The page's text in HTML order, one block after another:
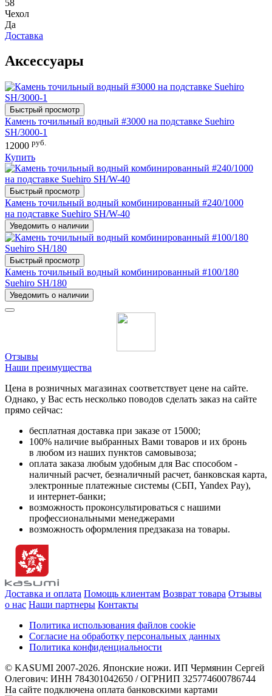
58
Чехол
Да
Доставка
Аксессуары
Быстрый просмотр
Камень точильный водный #3000 на подставке Suehiro
SH/3000-1
12000 руб.
Купить
Быстрый просмотр
Камень точильный водный комбинированный #240/1000
на подставке Suehiro SH/W-40
Уведомить о наличии
Быстрый просмотр
Камень точильный водный комбинированный #100/180
Suehiro SH/180
Уведомить о наличии
Отзывы
Наши преимущества
Цена в розничных магазинах соответствует цене на сайте.
Однако, у Вас есть несколько поводов сделать заказ на сайте
прямо сейчас:
бесплатная доставка при заказе от 15000;
100% наличие выбранных Вами товаров и их бронь
в любом из наших пунктов самовывоза;
оплата заказа любым удобным для Вас способом -
наличный расчет, безналичный расчет, банковская карта,
электронные платежные системы (СБП, Yandex Pay),
и интернет-банки;
возможность проконсультироваться с нашими
профессиональными менеджерами
возможность оформления предзаказа на товары.
Доставка и оплата Помощь клиентам Возврат товара Отзывы
о нас Наши партнеры Контакты
Политика использования файлов cookie
Согласие на обработку персональных данных
Политика конфиденциальности
© KASUMI 2007-2026. Японские ножи. ИП Чермянин Сергей
Олегович: ИНН 784301042650 / ОГРНИП 325774600786744
На сайте подключена оплата банковскими картами